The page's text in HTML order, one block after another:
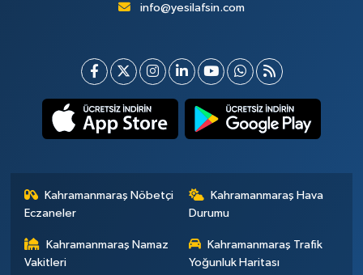
info@yesilafsin.com
Kahramanmaraş Nöbetçi
Eczaneler
Kahramanmaraş Hava
Durumu
Kahramanmaraş Namaz
Vakitleri
Kahramanmaraş Trafik
Yoğunluk Haritası